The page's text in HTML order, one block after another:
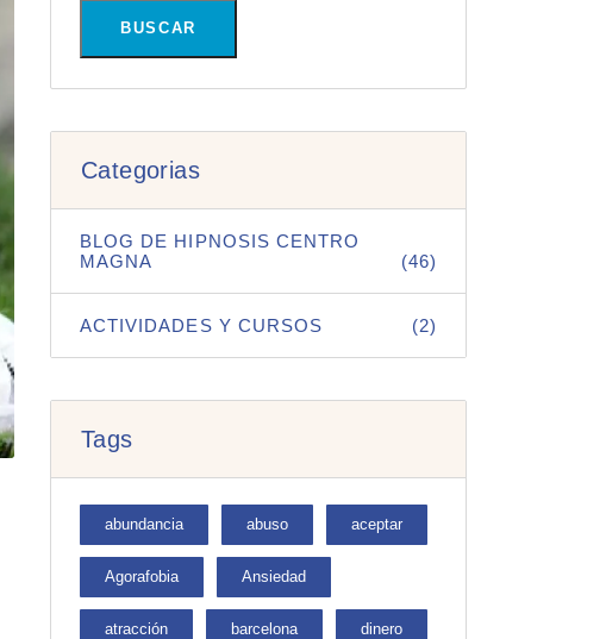
BUSCAR
Categorias
BLOG DE HIPNOSIS CENTRO
MAGNA
(46)
ACTIVIDADES Y CURSOS (2)
Tags
abundancia abuso aceptar
Agorafobia Ansiedad
atracción barcelona dinero